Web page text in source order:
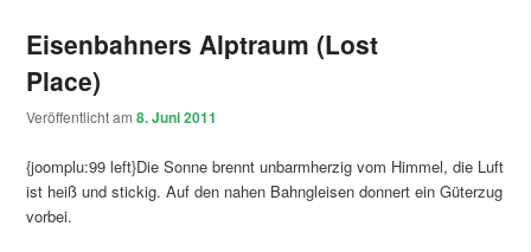
Eisenbahners Alptraum (Lost
Place)
Veröffentlicht am8. Juni 2011
{joomplu:99 left}Die Sonne brennt unbarmherzig vom Himmel, die Luft
ist heiß und stickig. Auf den nahen Bahngleisen donnert ein Güterzug
vorbei.